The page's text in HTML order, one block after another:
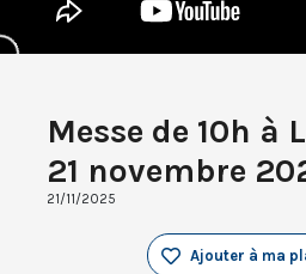
Messe de 10h à
21 novembre
21/11/2025
Ajouter à ma